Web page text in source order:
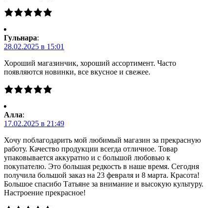
Гульнара:
28.02.2025 в 15:01
Хороший магазинчик, хороший ассортимент. Часто
появляются новинки, все вкусное и свежее.
Алла:
17.02.2025 в 21:49
Хочу поблагодарить мой любимый магазин за прекрасную
работу. Качество продукции всегда отличное. Товар
упаковывается аккуратно и с большой любовью к
покупателю. Это большая редкость в наше время. Сегодня
получила большой заказ на 23 февраля и 8 марта. Красота!
Большое спасибо Татьяне за внимание и высокую культуру.
Настроение прекрасное!